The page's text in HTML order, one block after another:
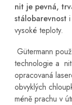
nit je pevná,
stálobarevnost i
vysoké teploty.
Gütermann
technologie a
opracovaná
obvyklých
méně prachu v